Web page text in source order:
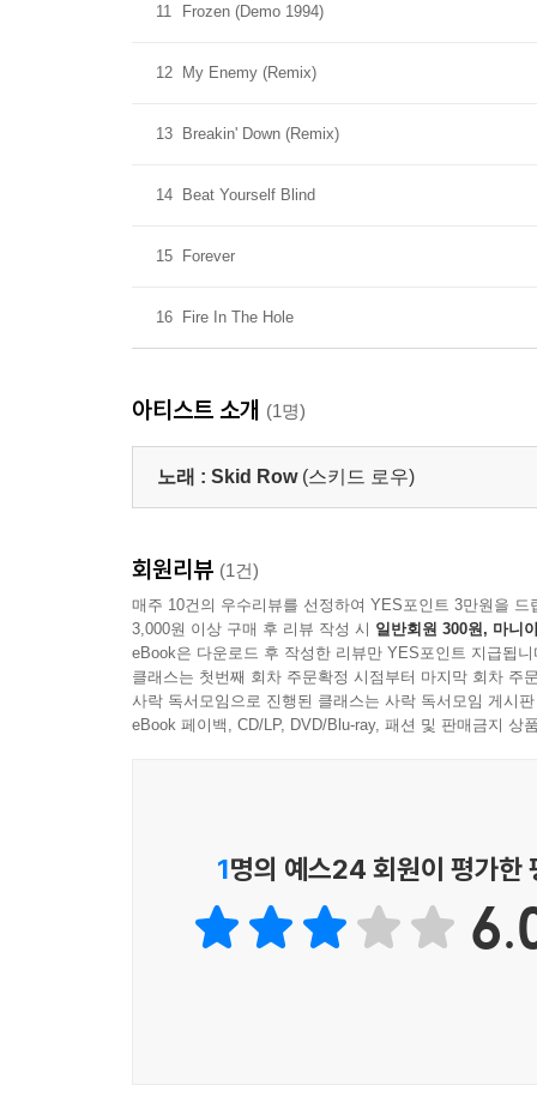
11 Frozen (Demo 1994)
12 My Enemy (Remix)
13 Breakin' Down (Remix)
14 Beat Yourself Blind
15 Forever
16 Fire In The Hole
아티스트 소개 (1명)
노래 : Skid Row (스키드 로우)
회원리뷰 (1건)
매주 10건의 우수리뷰를 선정하여 YES포인트 3만원을 드
3,000원 이상 구매 후 리뷰 작성 시 일반회원 300원, 마니
eBook은 다운로드 후 작성한 리뷰만 YES포인트 지급됩니
클래스는 첫번째 회차 주문확정 시점부터 마지막 회차 주
사락 독서모임으로 진행된 클래스는 사락 독서모임 게시
eBook 페이백, CD/LP, DVD/Blu-ray, 패션 및 판매금지 상
1명의 예스24 회원이 평가한